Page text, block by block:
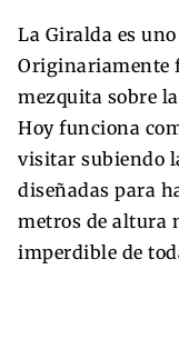
La Giralda es
Originariamente
mezquita sobre
Hoy funciona
visitar subiendo
diseñadas para
metros de altura
imperdible de